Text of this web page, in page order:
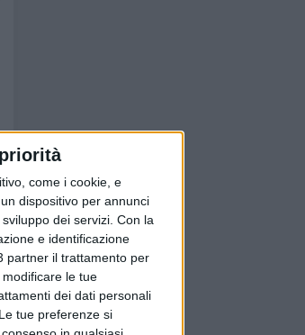
come i cookie, e
dispositivo per annunci
dei servizi. Con la
e identificazione
partner il trattamento per
le tue
dei dati personali
tue preferenze si